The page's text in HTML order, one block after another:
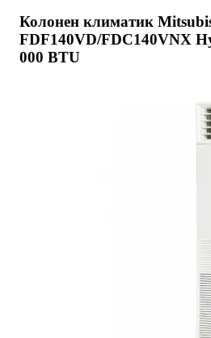
Колонен климатик
FDF140VD/FDC140VNX
000 BTU